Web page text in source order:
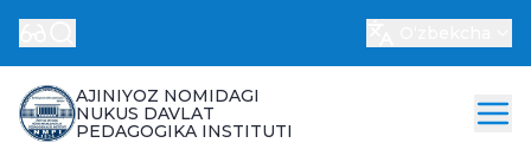
AJINIYOZ NOMIDAGI
NUKUS DAVLAT
PEDAGOGIKA INSTITUTI